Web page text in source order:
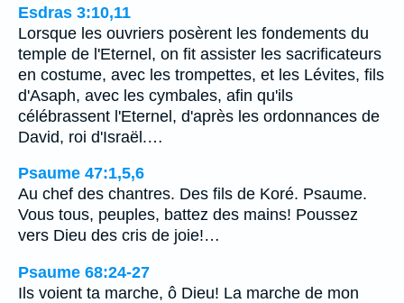
Esdras 3:10,11
Lorsque les ouvriers posèrent les fondements du
temple de l'Eternel, on fit assister les sacrificateurs
en costume, avec les trompettes, et les Lévites, fils
d'Asaph, avec les cymbales, afin qu'ils
célébrassent l'Eternel, d'après les ordonnances de
David, roi d'Israël.…
Psaume 47:1,5,6
Au chef des chantres. Des fils de Koré. Psaume.
Vous tous, peuples, battez des mains! Poussez
vers Dieu des cris de joie!…
Psaume 68:24-27
Ils voient ta marche, ô Dieu! La marche de mon